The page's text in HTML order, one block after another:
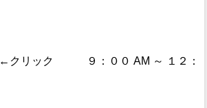
←クリック ９：００ AM ～ １２：